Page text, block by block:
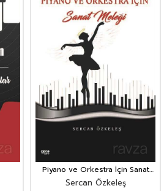
Piyano ve Orkestra İçin Sanat
Meleği
Sercan Özkeleş